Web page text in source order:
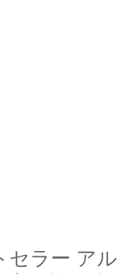
セラー ア